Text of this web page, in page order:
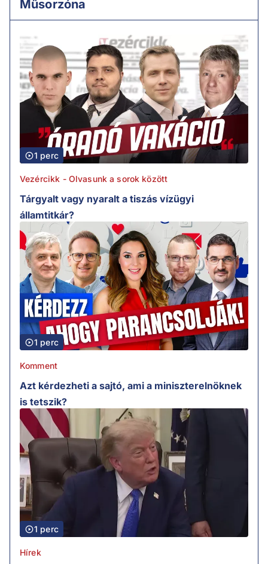
Műsorzóna
1 perc
Vezércikk - Olvasunk a sorok között
Tárgyalt vagy nyaralt a tiszás vízügyi
államtitkár?
1 perc
Komment
Azt kérdezheti a sajtó, ami a miniszterelnöknek
is tetszik?
1 perc
Hírek